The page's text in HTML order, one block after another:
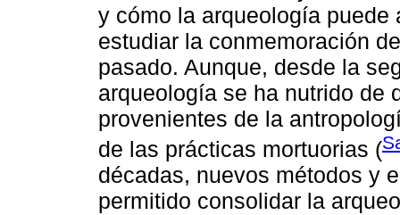
y cómo la arqueología puede
estudiar la conmemoración
pasado. Aunque, desde la
arqueología se ha nutrido de
provenientes de la
de las prácticas mortuorias (
décadas, nuevos métodos y
permitido consolidar la